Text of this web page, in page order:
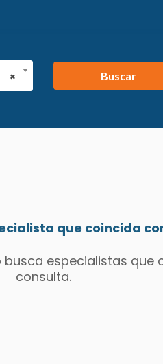
×
Buscar
que coincida
especialistas que
consulta.